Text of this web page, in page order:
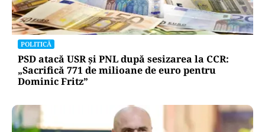
POLITICĂ
PSD atacă USR și PNL după sesizarea la CCR:
„Sacrifică 771 de milioane de euro pentru
Dominic Fritz”